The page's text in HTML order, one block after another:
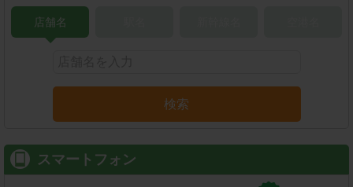
店舗名
検索
スマートフォン